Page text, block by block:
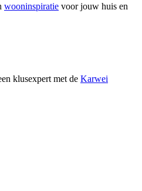
wooninspiratie voor jouw huis en
klusexpert met de Karwei